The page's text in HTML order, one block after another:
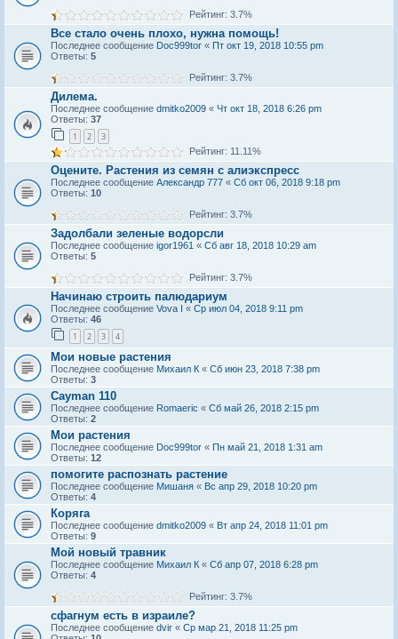
Рейтинг: 3.7%
Все стало очень плохо, нужна помощь!
Последнее сообщение Doc999tor « Пт окт 19, 2018 10:55 pm
Ответы: 5
Рейтинг: 3.7%
Дилема.
Последнее сообщение dmitko2009 « Чт окт 18, 2018 6:26 pm
Ответы: 37
1 2 3
Рейтинг: 11.11%
Оцените. Растения из семян с алиэкспресс
Последнее сообщение Александр 777 « Сб окт 06, 2018 9:18 pm
Ответы: 10
Рейтинг: 3.7%
Задолбали зеленые водорсли
Последнее сообщение igor1961 « Сб авг 18, 2018 10:29 am
Ответы: 5
Рейтинг: 3.7%
Начинаю строить палюдариум
Последнее сообщение Vova I « Ср июл 04, 2018 9:11 pm
Ответы: 46
1 2 3 4
Мои новые растения
Последнее сообщение Михаил К « Сб июн 23, 2018 7:38 pm
Ответы: 3
Cayman 110
Последнее сообщение Romaeric « Сб май 26, 2018 2:15 pm
Ответы: 2
Мои растения
Последнее сообщение Doc999tor « Пн май 21, 2018 1:31 am
Ответы: 12
помогите распознать растение
Последнее сообщение Мишаня « Вс апр 29, 2018 10:20 pm
Ответы: 4
Коряга
Последнее сообщение dmitko2009 « Вт апр 24, 2018 11:01 pm
Ответы: 9
Мой новый травник
Последнее сообщение Михаил К « Сб апр 07, 2018 6:28 pm
Ответы: 4
Рейтинг: 3.7%
сфагнум есть в израиле?
Последнее сообщение dvir « Ср мар 21, 2018 11:25 pm